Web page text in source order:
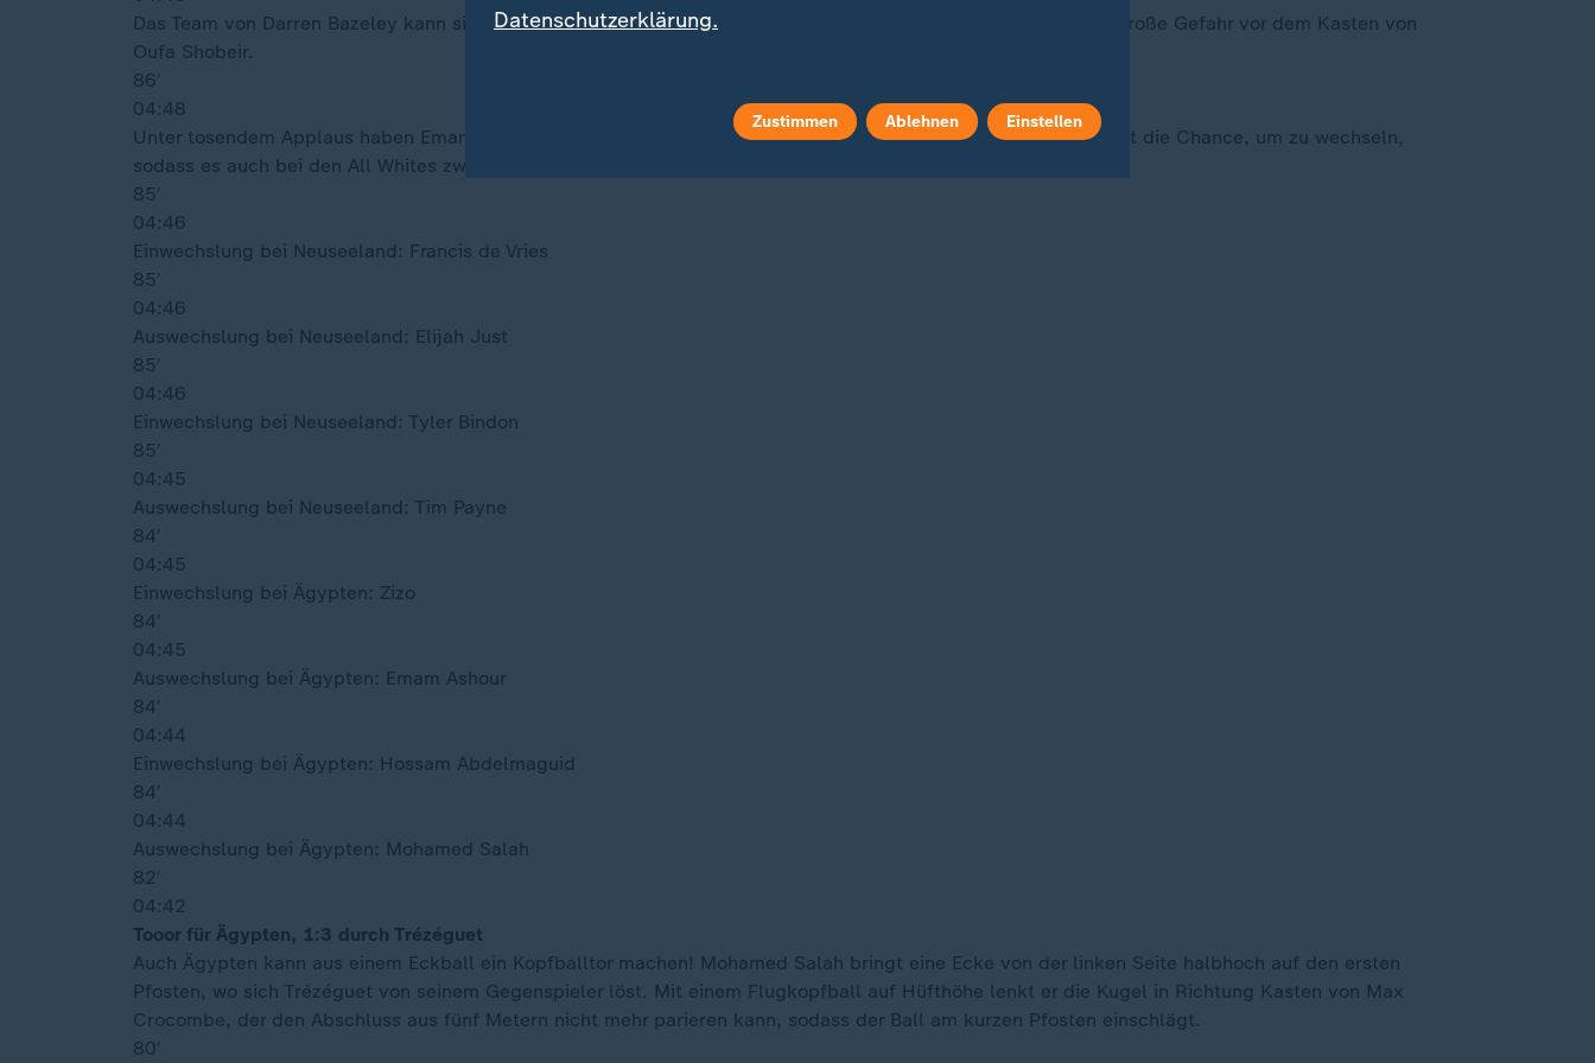
Das Team von Darren Bazeley kann sich vorne festsetzen, doch weder ein Einwurf noch ein Eckball sorgen für große Gefahr vor dem Kasten von
Oufa Shobeir.
86′
04:48
Unter tosendem Applaus haben Emam Ashour und Mohamed Salah den Rasen verlassen. Auch Neuseeland nutzt die Chance, um zu wechseln,
sodass es auch bei den All Whites zwei neue Akteure gibt.
85′
04:46
Einwechslung bei Neuseeland: Francis de Vries
85′
04:46
Auswechslung bei Neuseeland: Elijah Just
85′
04:46
Einwechslung bei Neuseeland: Tyler Bindon
85′
04:45
Auswechslung bei Neuseeland: Tim Payne
84′
04:45
Einwechslung bei Ägypten: Zizo
84′
04:45
Auswechslung bei Ägypten: Emam Ashour
84′
04:44
Einwechslung bei Ägypten: Hossam Abdelmaguid
84′
04:44
Auswechslung bei Ägypten: Mohamed Salah
82′
04:42
Tooor für Ägypten, 1:3 durch Trézéguet
Auch Ägypten kann aus einem Eckball ein Kopfballtor machen! Mohamed Salah bringt eine Ecke von der linken Seite halbhoch auf den ersten
Pfosten, wo sich Trézéguet von seinem Gegenspieler löst. Mit einem Flugkopfball auf Hüfthöhe lenkt er die Kugel in Richtung Kasten von Max
Crocombe, der den Abschluss aus fünf Metern nicht mehr parieren kann, sodass der Ball am kurzen Pfosten einschlägt.
80′
Datenschutzerklärung.
Zustimmen Ablehnen Einstellen